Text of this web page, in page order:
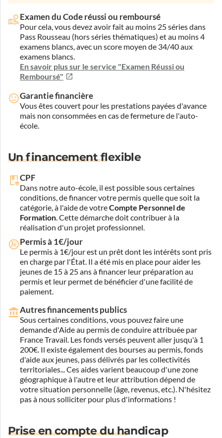
Examen du Code réussi ou remboursé
Pour cela, vous devez avoir fait au moins 25 séries dans
Pass Rousseau (hors séries thématiques) et au moins 4
examens blancs, avec un score moyen de 34/40 aux
examens blancs.
En savoir plus sur le service "Examen Réussi ou
Remboursé"
Garantie financière
Vous êtes couvert pour les prestations payées d'avance
mais non consommées en cas de fermeture de l'auto-
école.
Un financement flexible
CPF
Dans notre auto-école, il est possible sous certaines
conditions, de financer votre permis quelle que soit la
catégorie, à l'aide de votreCompte Personnel de
Formation. Cette démarche doit contribuer à la
réalisation d'un projet professionnel.
Permis à 1€/jour
Le permis à 1€/jour est un prêt dont les intérêts sont pris
en charge par l'État. Il a été mis en place pour aider les
jeunes de 15 à 25 ans à financer leur préparation au
permis et leur permet de bénéficier d'une facilité de
paiement.
Autres financements publics
Sous certaines conditions, vous pouvez faire une
demande d'Aide au permis de conduire attribuée par
France Travail. Les fonds versés peuvent aller jusqu'à 1
200€. Il existe également des bourses au permis, fonds
d'aide aux jeunes, pass délivrés par les collectivités
territoriales... Ces aides varient beaucoup d'une zone
géographique à l'autre et leur attribution dépend de
votre situation personnelle (âge, revenus, etc.). N'hésitez
pas à nous solliciter pour plus d'informations !
Prise en compte du handicap